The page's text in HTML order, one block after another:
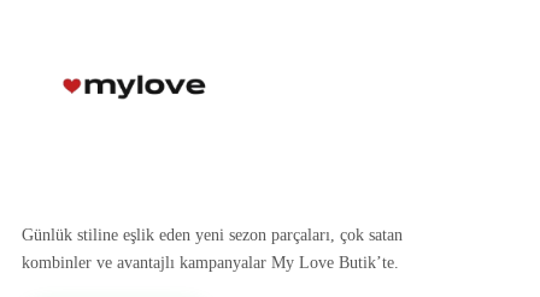
Günlük stiline eşlik eden yeni sezon parçaları, çok satan
kombinler ve avantajlı kampanyalar My Love Butik’te.